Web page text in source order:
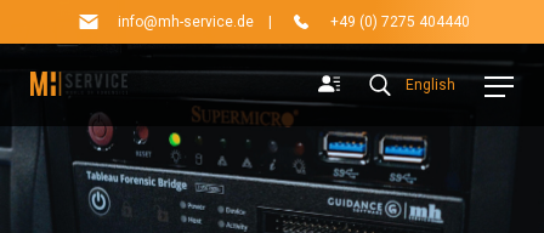
info@mh-service.de +49 (0) 7275 404440
English